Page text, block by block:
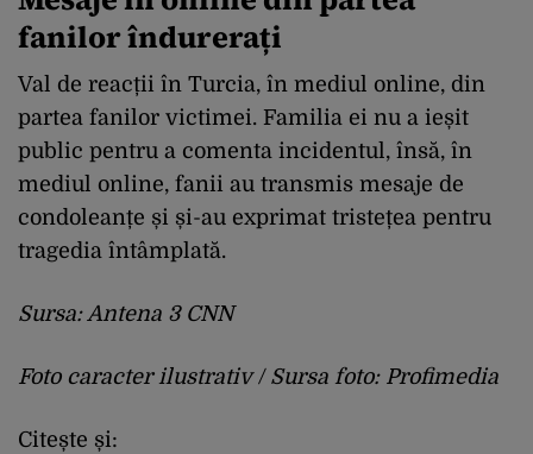
fanilor îndurerați
Val de reacții în Turcia, în mediul online, din
partea fanilor victimei. Familia ei nu a ieșit
public pentru a comenta incidentul, însă, în
mediul online, fanii au transmis mesaje de
condoleanțe și și-au exprimat tristețea pentru
tragedia întâmplată.
Sursa: Antena 3 CNN
Foto caracter ilustrativ / Sursa foto: Profimedia
Citește și: